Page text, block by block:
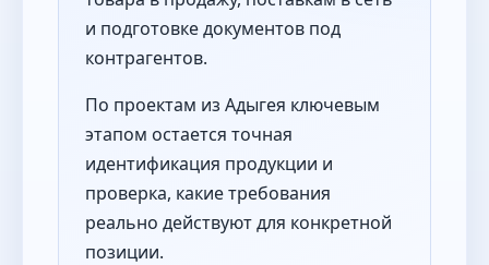
и подготовке документов под
контрагентов.
По проектам из Адыгея ключевым
этапом остается точная
идентификация продукции и
проверка, какие требования
реально действуют для конкретной
позиции.